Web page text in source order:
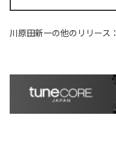
川原田新一の他のリリース：